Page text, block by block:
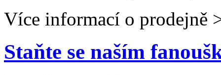
Více informací o prodejně
Staňte se naším